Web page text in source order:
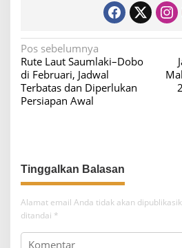
N
a
v
i
s
i
p
o
s
Pos sebelumnya
Rute Laut Saumlaki–Dobo
di Februari, Jadwal
Terbatas dan Diperlukan
Persiapan Awal
Tinggalkan Balasan
Alamat email Anda tidak akan
ditandai *